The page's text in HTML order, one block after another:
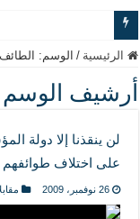
www.alamine.net
مواقف وآراء العلاّمة
إذا كان التسنن هو
علاقات المذاهب
لن تحمينا مذاهبنا ولا
المذاهب ليست قدرًا لا يمكن
الرئيسية / الوسم: الطائف
أرشيف
لن ينقذنا إلا دولة
على اختلاف طوائفهم
26 نوفمبر، 2009